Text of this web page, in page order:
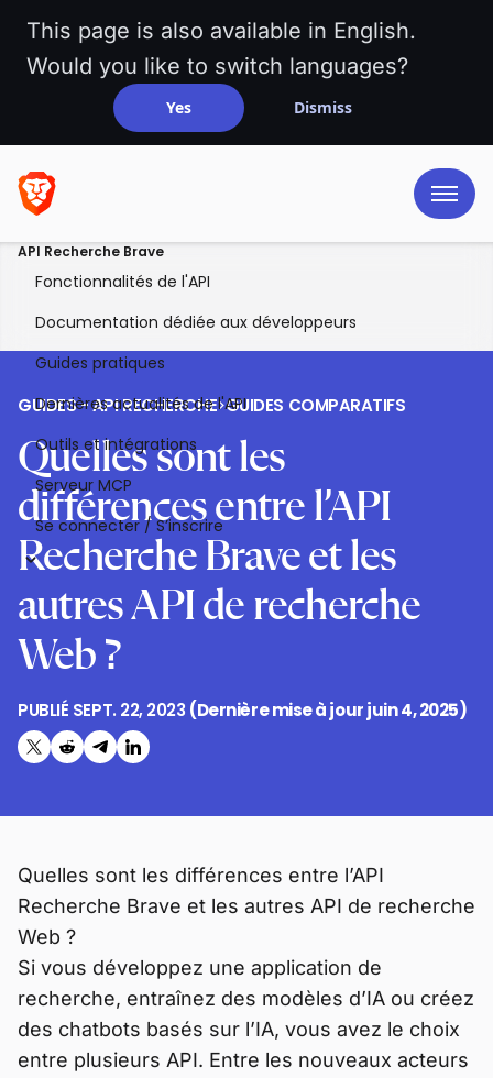
This page is also available in English.
Would you like to switch languages?
Yes Dismiss
API Recherche Brave
Fonctionnalités de l'API
Documentation dédiée aux développeurs
Guides pratiques
Dernières actualités de l'API
Outils et intégrations
Serveur MCP
Se connecter / S’inscrire
GUIDES - API RECHERCHE>GUIDES COMPARATIFS
Quelles sont les
différences entre l’API
Recherche Brave et les
autres API de recherche
Web ?
PUBLIÉ SEPT. 22, 2023 (Dernière mise à jourjuin 4, 2025)
Partager sur Twitter
Partager sur Reddit
Partager sur Telegram
Partager sur LinkedIn
Quelles sont les différences entre l’API
Recherche Brave et les autres API de recherche
Web ?
Si vous développez une application de
recherche, entraînez des modèles d’IA ou créez
des chatbots basés sur l’IA, vous avez le choix
entre plusieurs API. Entre les nouveaux acteurs